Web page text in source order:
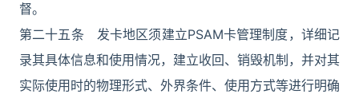
督。
第二十五条 发卡地区须建立PSAM卡管理制度，详细记
录其具体信息和使用情况，建立收回、销毁机制，并对其
实际使用时的物理形式、外界条件、使用方式等进行明确